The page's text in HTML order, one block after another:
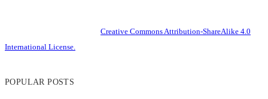
Creative Commons Attribution-ShareAlike 4.0
International License.
POPULAR POSTS